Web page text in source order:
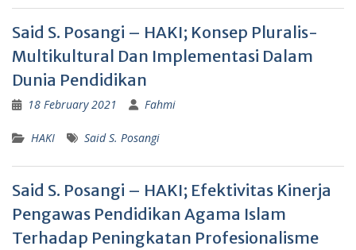
Said S. Posangi – HAKI; Konsep Pluralis-
Multikultural Dan Implementasi Dalam
Dunia Pendidikan
18 February 2021 Fahmi
HAKI Said S. Posangi
Said S. Posangi – HAKI; Efektivitas Kinerja
Pengawas Pendidikan Agama Islam
Terhadap Peningkatan Profesionalisme